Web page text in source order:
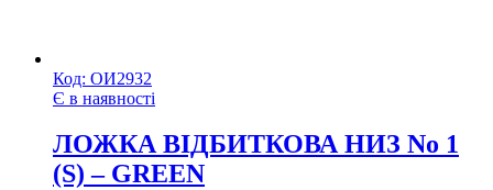
Код: ОИ2932
Є в наявності
ЛОЖКА ВІДБИТКОВА НИЗ No 1
(S) – GREEN